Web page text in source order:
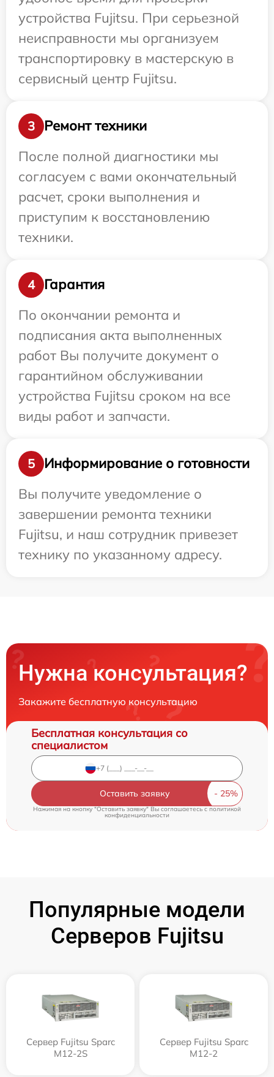
устройства Fujitsu. При серьезной
неисправности мы организуем
транспортировку в мастерскую в
сервисный центр Fujitsu.
3
Ремонт техники
После полной диагностики мы
согласуем с вами окончательный
расчет, сроки выполнения и
приступим к восстановлению
техники.
4
Гарантия
По окончании ремонта и
подписания акта выполненных
работ Вы получите документ о
гарантийном обслуживании
устройства Fujitsu сроком на все
виды работ и запчасти.
5
Информирование о готовности
Вы получите уведомление о
завершении ремонта техники
Fujitsu, и наш сотрудник привезет
технику по указанному адресу.
Нужна консультация?
Закажите бесплатную консультацию
Бесплатная консультация со
специалистом
Оставить заявку
Нажимая на кнопку "Оставить заявку" Вы соглашаетесь cполитикой
конфиденциальности
Популярные модели
Серверов Fujitsu
Сервер Fujitsu Sparc
M12-2S
Сервер Fujitsu Sparc
M12-2